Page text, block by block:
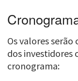
Os valores
dos investidores
cronograma: